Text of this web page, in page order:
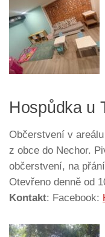
Hospůdka u
Občerstvení v
z obce do Nechor.
občerstvení, na
Otevřeno denně od
Kontakt: Facebook: